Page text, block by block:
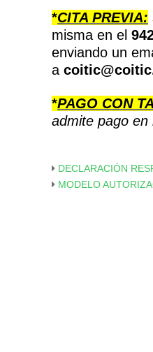
*CITA PREVIA:
misma en el
enviando un
a
*PAGO CON
admite pago en
DECLARACIÓN
MODELO